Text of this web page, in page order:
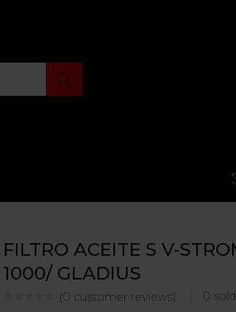
FILTRO ACEITE S V-
1000/ GLADIUS
(0 customer reviews) 0 sold